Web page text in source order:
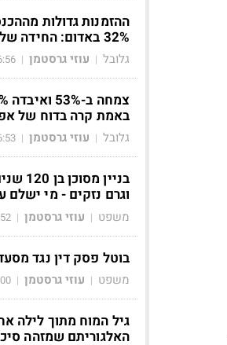
ההזמנות גדולות
32% באדום: החידה של קרטוס
גלובל | עוזי גרסטמן |
באמת קרה בדוח של
גלובל | עוזי גרסטמן |
בניין
וגרם נזקים - מי ישלם
משפט | עוזי גרסטמן |
בוטל פסק דין נגד
משפט | עוזי גרסטמן |
גיל המוח מתוך לילה
האלגוריתם שמזהה